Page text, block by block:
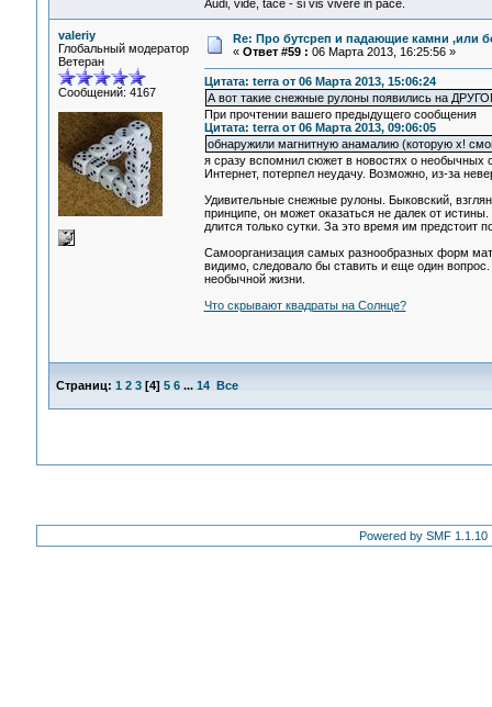
Audi, vide, tace - si vis vivere in pace.
valeriy
Глобальный модератор
Ветеран
Сообщений: 4167
Re: Про бутсреп и падающие камни ,или
« Ответ #59 : 06 Марта 2013, 16:25:56 »
Цитата: terra от 06 Марта 2013, 15:06:24
А вот такие снежные рулоны появились на
При прочтении вашего предыдущего сообщения
Цитата: terra от 06 Марта 2013, 09:06:05
обнаружили магнитную анамалию (которую х!
я сразу вспомнил сюжет в новостях о необычных
Интернет, потерпел неудачу. Возможно, из-за
Удивительные снежные рулоны. Быковский,
принципе, он может оказаться не далек от
длится только сутки. За это время им предстоит
Самоорганизация самых разнообразных форм
видимо, следовало бы ставить и еще один
необычной жизни.
Что скрывают квадраты на Солнце?
Страниц: 1 2 3[4] 5 6 ... 14 Все
Powered by SMF 1.1.10